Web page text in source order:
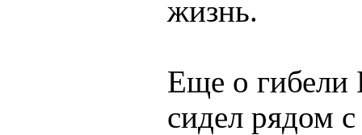
жизнь.
Еще о гибели
сидел рядом